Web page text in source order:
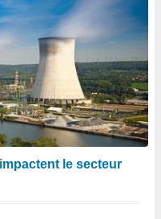
le secteur